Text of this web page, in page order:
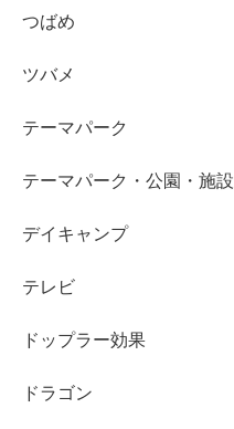
つばめ
ツバメ
テーマパーク
テーマパーク・公園・施設
デイキャンプ
テレビ
ドップラー効果
ドラゴン